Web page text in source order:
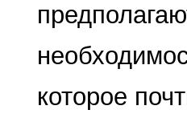
которое